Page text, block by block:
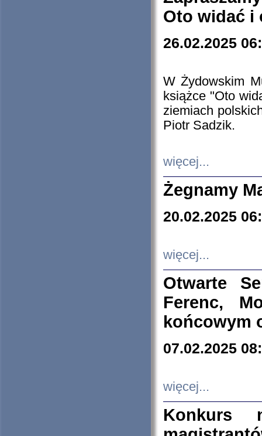
Oto widać i
26.02.2025
W Żydowskim
książce "Oto
ziemiach
Piotr Sadzik.
więcej...
Żegnamy
20.02.2025
więcej...
Otwarte
Ferenc,
końcowym
07.02.2025
więcej...
Konkurs